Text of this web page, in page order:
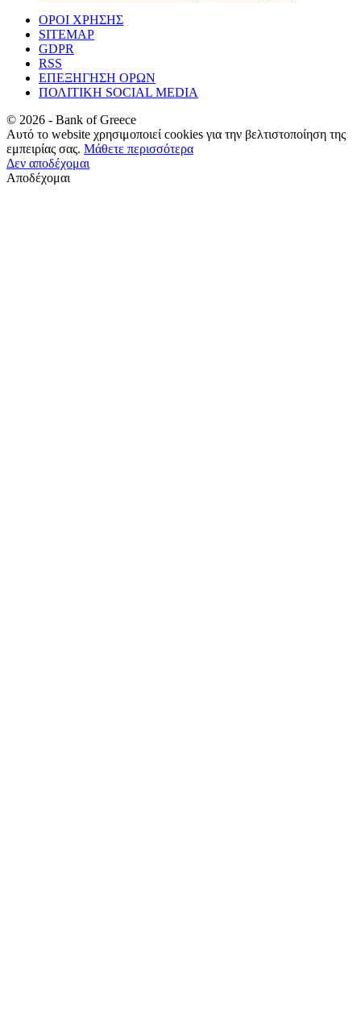
ΟΡΟΙ ΧΡΗΣΗΣ
SITEMAP
GDPR
RSS
ΕΠΕΞΗΓΗΣΗ ΟΡΩΝ
ΠΟΛΙΤΙΚΗ SOCIAL MEDIA
© 2026 - Bank of Greece
Αυτό το website χρησιμοποιεί cookies για την βελτιστοποίηση της
εμπειρίας σας. Μάθετε περισσότερα
Δεν αποδέχομαι
Αποδέχομαι